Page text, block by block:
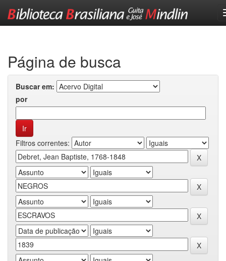
Página de busca
Buscar em:
por
Filtros correntes: